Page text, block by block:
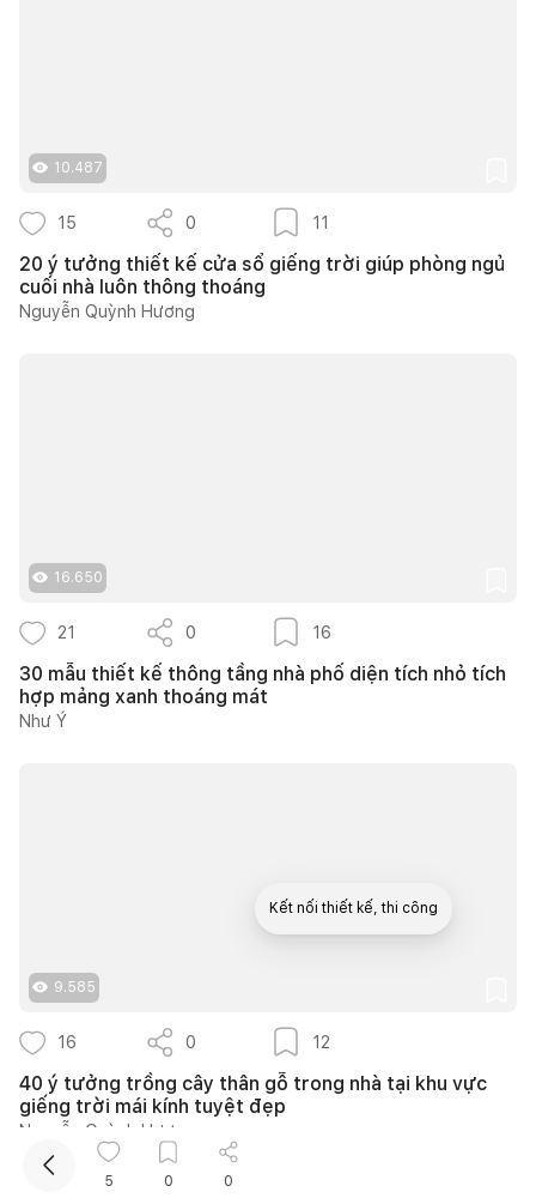
10.487
15 0 11
20 ý tưởng thiết kế cửa sổ giếng trời giúp phòng ngủ
cuối nhà luôn thông thoáng
Nguyễn Quỳnh Hương
16.650
21 0 16
30 mẫu thiết kế thông tầng nhà phố diện tích nhỏ tích
hợp mảng xanh thoáng mát
Như Ý
9.585
16 0 12
40 ý tưởng trồng cây thân gỗ trong nhà tại khu vực
giếng trời mái kính tuyệt đẹp
Nguyễn Quỳnh Hương
5 0 0
Kết nối thiết kế, thi công